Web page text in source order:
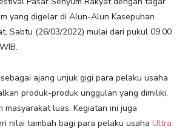
yang digelar di Alun-Alun Kasepuhan
Sabtu (26/03/2022) mulai dari pukul 09.00
ajang unjuk gigi para pelaku usaha
produk-produk unggulan yang dimiliki,
masyarakat luas. Kegiatan ini juga
nilai tambah bagi para pelaku usaha Ultra